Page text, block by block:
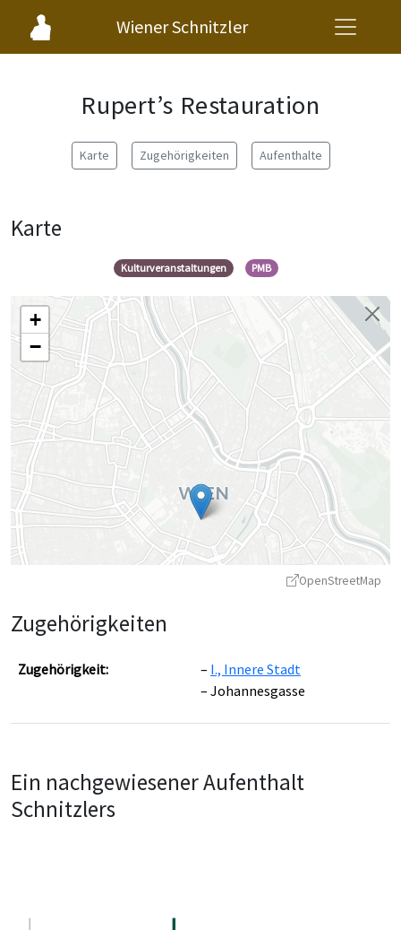
Wiener Schnitzler
Rupert’s Restauration
Karte Zugehörigkeiten Aufenthalte
Karte
Kulturveranstaltungen PMB
+
−
OpenStreetMap
Zugehörigkeiten
Zugehörigkeit:
I., Innere Stadt
Johannesgasse
Ein nachgewiesener Aufenthalt
Schnitzlers